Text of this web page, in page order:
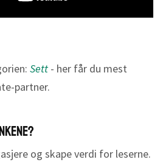
Sett - her får du mest
partner.
og skape verdi for leserne.